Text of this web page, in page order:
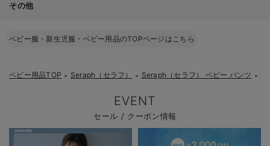
その他
ベビー服・新生児服・ベビー用品のTOPページはこちら
ベビー用品TOP ＞ Seraph（セラフ） ＞ Seraph（セラフ） ベビー パンツ ＞
EVENT
セール / クーポン情報